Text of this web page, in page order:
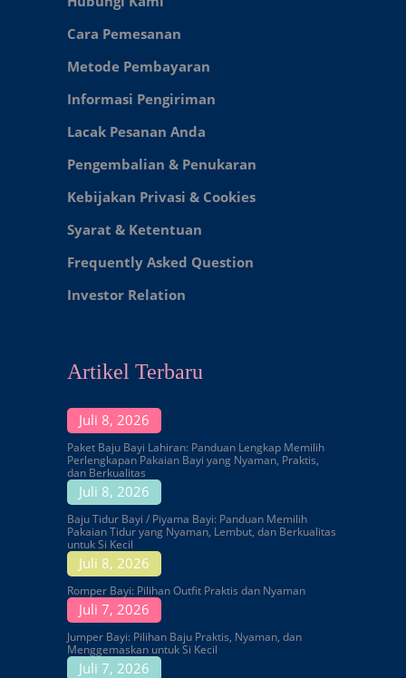
Cara Pemesanan
Metode Pembayaran
Informasi Pengiriman
Lacak Pesanan Anda
Pengembalian & Penukaran
Kebijakan Privasi & Cookies
Syarat & Ketentuan
Frequently Asked Question
Investor Relation
Artikel Terbaru
Juli 8, 2026
Paket Baju Bayi Lahiran: Panduan Lengkap Memilih
Perlengkapan Pakaian Bayi yang Nyaman, Praktis,
dan Berkualitas
Juli 8, 2026
Baju Tidur Bayi / Piyama Bayi: Panduan Memilih
Pakaian Tidur yang Nyaman, Lembut, dan Berkualitas
untuk Si Kecil
Juli 8, 2026
Romper Bayi: Pilihan Outfit Praktis dan Nyaman
Juli 7, 2026
Jumper Bayi: Pilihan Baju Praktis, Nyaman, dan
Menggemaskan untuk Si Kecil
Juli 7, 2026